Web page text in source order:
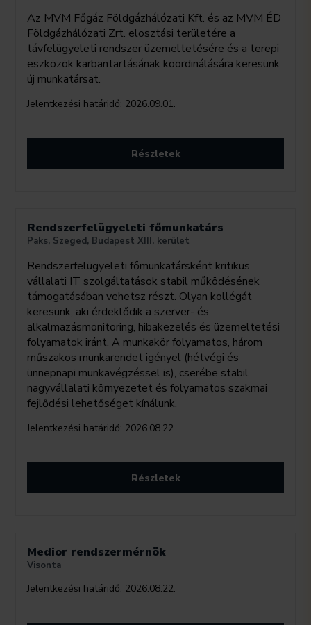
Az MVM Főgáz Földgázhálózati Kft. és az MVM ÉD
Földgázhálózati Zrt. elosztási területére a
távfelügyeleti rendszer üzemeltetésére és a terepi
eszközök karbantartásának koordinálására keresünk
új munkatársat.
Jelentkezési határidő: 2026.09.01.
Részletek
Rendszerfelügyeleti főmunkatárs
Paks, Szeged, Budapest XIII. kerület
Rendszerfelügyeleti főmunkatársként kritikus
vállalati IT szolgáltatások stabil működésének
támogatásában vehetsz részt. Olyan kollégát
keresünk, aki érdeklődik a szerver- és
alkalmazásmonitoring, hibakezelés és üzemeltetési
folyamatok iránt. A munkakör folyamatos, három
műszakos munkarendet igényel (hétvégi és
ünnepnapi munkavégzéssel is), cserébe stabil
nagyvállalati környezetet és folyamatos szakmai
fejlődési lehetőséget kínálunk.
Jelentkezési határidő: 2026.08.22.
Részletek
Medior rendszermérnök
Visonta
Jelentkezési határidő: 2026.08.22.